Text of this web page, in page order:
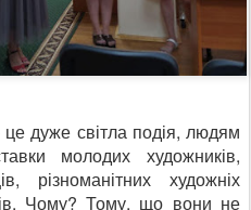
дуже світла подія, людям
молодих художників,
різноманітних художніх
Чому? Тому, що вони не